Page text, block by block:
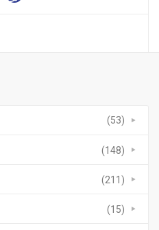
(53)
(148)
(211)
(15)